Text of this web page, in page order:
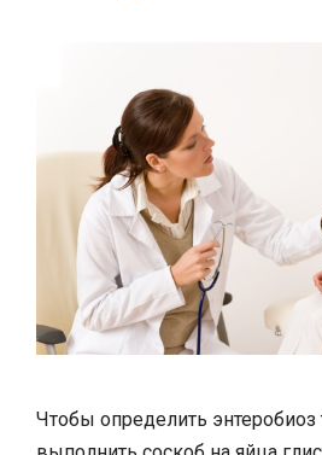
Чтобы определить энтеробиоз